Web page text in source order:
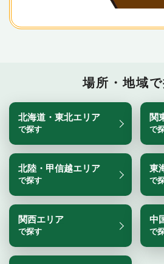
場所・地域
北海道・東北エリア
で探す
関
で
北陸・甲信越エリア
で探す
東
で
関西エリア
で探す
中
で